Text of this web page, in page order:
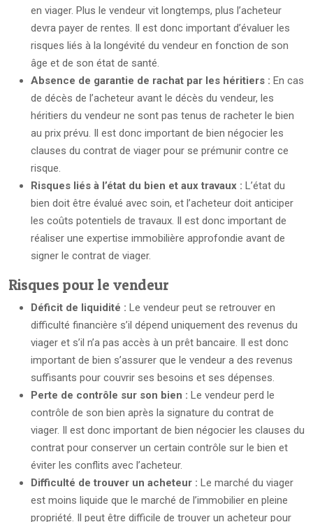
en viager. Plus le vendeur vit longtemps, plus l’acheteur
devra payer de rentes. Il est donc important d’évaluer les
risques liés à la longévité du vendeur en fonction de son
âge et de son état de santé.
Absence de garantie de rachat par les héritiers : En cas
de décès de l’acheteur avant le décès du vendeur, les
héritiers du vendeur ne sont pas tenus de racheter le bien
au prix prévu. Il est donc important de bien négocier les
clauses du contrat de viager pour se prémunir contre ce
risque.
Risques liés à l’état du bien et aux travaux : L’état du
bien doit être évalué avec soin, et l’acheteur doit anticiper
les coûts potentiels de travaux. Il est donc important de
réaliser une expertise immobilière approfondie avant de
signer le contrat de viager.
Risques pour le vendeur
Déficit de liquidité : Le vendeur peut se retrouver en
difficulté financière s’il dépend uniquement des revenus du
viager et s’il n’a pas accès à un prêt bancaire. Il est donc
important de bien s’assurer que le vendeur a des revenus
suffisants pour couvrir ses besoins et ses dépenses.
Perte de contrôle sur son bien : Le vendeur perd le
contrôle de son bien après la signature du contrat de
viager. Il est donc important de bien négocier les clauses du
contrat pour conserver un certain contrôle sur le bien et
éviter les conflits avec l’acheteur.
Difficulté de trouver un acheteur : Le marché du viager
est moins liquide que le marché de l’immobilier en pleine
propriété. Il peut être difficile de trouver un acheteur pour